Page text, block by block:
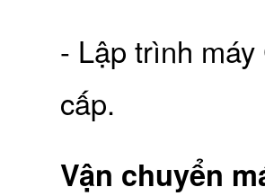
- Lập trình
cấp.
Vận chuyển